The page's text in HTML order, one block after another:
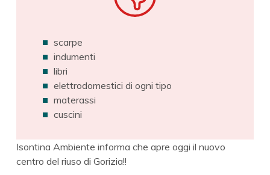
scarpe
indumenti
libri
elettrodomestici di ogni tipo
materassi
cuscini
Isontina Ambiente informa che apre oggi il nuovo
centro del riuso di Gorizia!!